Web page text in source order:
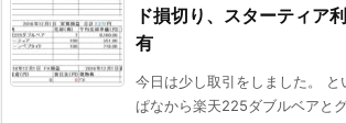
ド損切り、スターティア
有
今日は少し取引をしました。 と
ぱなから楽天225ダブルベアと